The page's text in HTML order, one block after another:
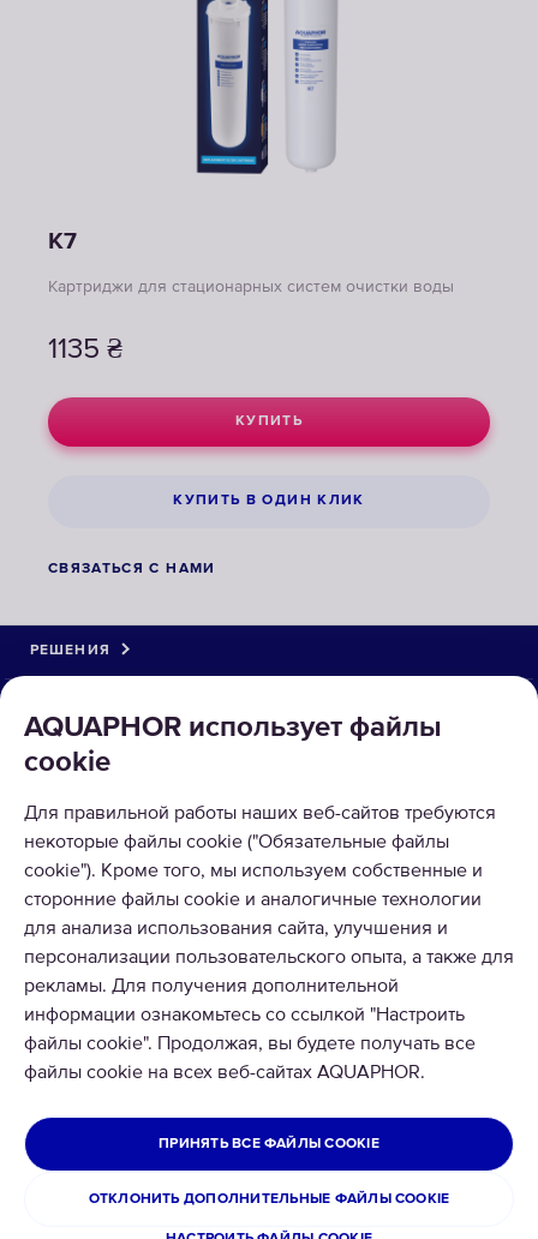
K7
Картриджи для стационарных систем очистки воды
1135 ₴
КУПИТЬ
КУПИТЬ В ОДИН КЛИК
СВЯЗАТЬСЯ С НАМИ
AQUAPHOR использует файлы
cookie
Для правильной работы наших веб-сайтов требуются
некоторые файлы cookie ("Обязательные файлы
cookie"). Кроме того, мы используем собственные и
сторонние файлы cookie и аналогичные технологии
для анализа использования сайта, улучшения и
персонализации пользовательского опыта, а также для
рекламы. Для получения дополнительной
информации ознакомьтесь со ссылкой "Настроить
файлы cookie". Продолжая, вы будете получать все
файлы cookie на всех веб-сайтах AQUAPHOR.
ОТКЛОНИТЬ ДОПОЛНИТЕЛЬНЫЕ ФАЙЛЫ COOKIE
ПРИНЯТЬ ВСЕ ФАЙЛЫ COOKIE
РЕШЕНИЯ
О КОМПАНИИ
ПРИНИМАЕМ К ОПЛАТЕ
© 2026 ООО Аквафор
Политика конфиденциальности
Официальное заявление Aquaphor Украина
Условия использования сайта